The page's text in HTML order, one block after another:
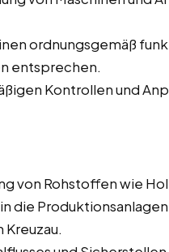
ordnungsgemäß
entsprechen.
Kontrollen und
von Rohstoffen wie
die